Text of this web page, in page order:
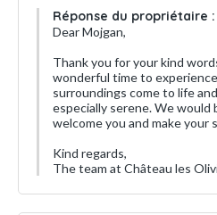
Réponse du propriétaire :
Dear Mojgan,
Thank you for your kind
wonderful time to
surroundings come to life
especially serene. We
welcome you and make
Kind regards,
The team at Château les